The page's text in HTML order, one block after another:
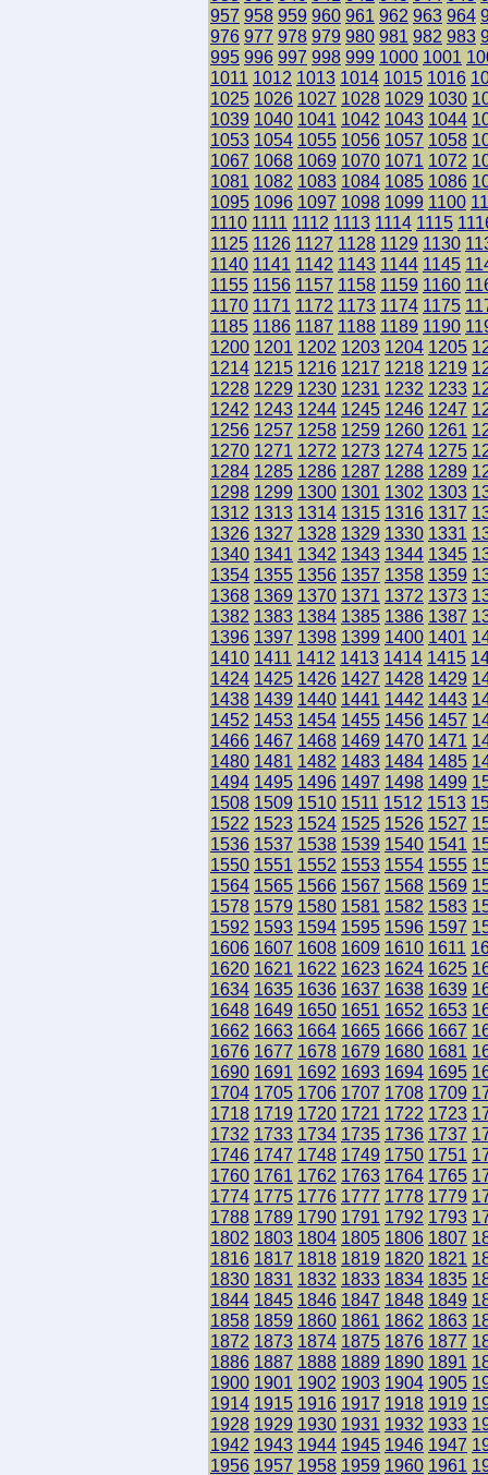
957 958 959 960 961 962 963 964
976 977 978 979 980 981 982 983
995 996 997 998 999 1000 1001
1011 1012 1013 1014 1015 1016
1025 1026 1027 1028 1029 1030
1039 1040 1041 1042 1043 1044
1053 1054 1055 1056 1057 1058
1067 1068 1069 1070 1071 1072
1081 1082 1083 1084 1085 1086
1095 1096 1097 1098 1099 1100
1110 1111 1112 1113 1114 1115
1125 1126 1127 1128 1129 1130
1140 1141 1142 1143 1144 1145
1155 1156 1157 1158 1159 1160
1170 1171 1172 1173 1174 1175
1185 1186 1187 1188 1189 1190
1200 1201 1202 1203 1204 1205
1214 1215 1216 1217 1218 1219
1228 1229 1230 1231 1232 1233
1242 1243 1244 1245 1246 1247
1256 1257 1258 1259 1260 1261
1270 1271 1272 1273 1274 1275
1284 1285 1286 1287 1288 1289
1298 1299 1300 1301 1302 1303
1312 1313 1314 1315 1316 1317
1326 1327 1328 1329 1330 1331
1340 1341 1342 1343 1344 1345
1354 1355 1356 1357 1358 1359
1368 1369 1370 1371 1372 1373
1382 1383 1384 1385 1386 1387
1396 1397 1398 1399 1400 1401
1410 1411 1412 1413 1414 1415
1424 1425 1426 1427 1428 1429
1438 1439 1440 1441 1442 1443
1452 1453 1454 1455 1456 1457
1466 1467 1468 1469 1470 1471
1480 1481 1482 1483 1484 1485
1494 1495 1496 1497 1498 1499
1508 1509 1510 1511 1512 1513
1522 1523 1524 1525 1526 1527
1536 1537 1538 1539 1540 1541
1550 1551 1552 1553 1554 1555
1564 1565 1566 1567 1568 1569
1578 1579 1580 1581 1582 1583
1592 1593 1594 1595 1596 1597
1606 1607 1608 1609 1610 1611
1620 1621 1622 1623 1624 1625
1634 1635 1636 1637 1638 1639
1648 1649 1650 1651 1652 1653
1662 1663 1664 1665 1666 1667
1676 1677 1678 1679 1680 1681
1690 1691 1692 1693 1694 1695
1704 1705 1706 1707 1708 1709
1718 1719 1720 1721 1722 1723
1732 1733 1734 1735 1736 1737
1746 1747 1748 1749 1750 1751
1760 1761 1762 1763 1764 1765
1774 1775 1776 1777 1778 1779
1788 1789 1790 1791 1792 1793
1802 1803 1804 1805 1806 1807
1816 1817 1818 1819 1820 1821
1830 1831 1832 1833 1834 1835
1844 1845 1846 1847 1848 1849
1858 1859 1860 1861 1862 1863
1872 1873 1874 1875 1876 1877
1886 1887 1888 1889 1890 1891
1900 1901 1902 1903 1904 1905
1914 1915 1916 1917 1918 1919
1928 1929 1930 1931 1932 1933
1942 1943 1944 1945 1946 1947
1956 1957 1958 1959 1960 1961